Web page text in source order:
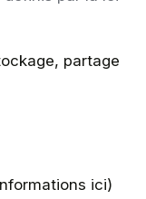
partage
ici)